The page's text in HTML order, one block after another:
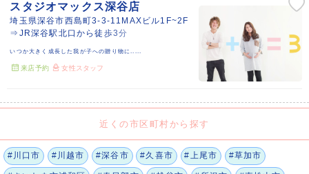
スタジオマックス深谷店
埼玉県深谷市西島町3-3-11MAXビル1F~2F
⇒JR深谷駅北口から徒歩3分
いつか大きく成長した我が子への贈り物に.....
来店予約 女性スタッフ
近くの市区町村から探す
#川口市 #川越市 #深谷市 #久喜市 #上尾市 #草加市